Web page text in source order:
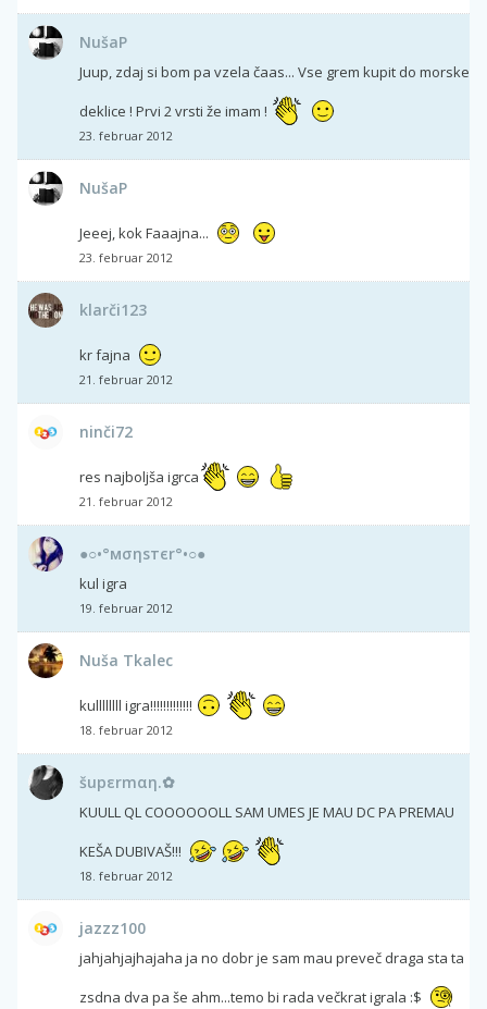
NušaP
Juup, zdaj si bom pa vzela čaas... Vse grem kupit do morske
deklice ! Prvi 2 vrsti že imam !
23. februar 2012
NušaP
Jeeej, kok Faaajna...
23. februar 2012
klarči123
kr fajna
21. februar 2012
ninči72
res najboljša igrca
21. februar 2012
●○•°мσηѕтєr°•○●
kul igra
19. februar 2012
Nuša Tkalec
kullllllll igra!!!!!!!!!!!!!
18. februar 2012
šupεrmαη.✿
KUULL QL COOOOOOLL SAM UMES JE MAU DC PA PREMAU
KEŠA DUBIVAŠ!!!
18. februar 2012
jazzz100
jahjahjajhajaha ja no dobr je sam mau preveč draga sta ta
zsdna dva pa še ahm...temo bi rada večkrat igrala :$